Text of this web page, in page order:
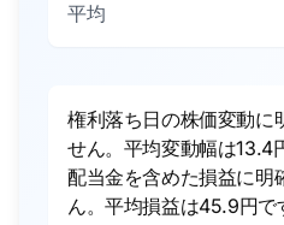
平均
権利落ち日の株価変動に
せん。平均変動幅は13.4
配当金を含めた損益に明
ん。平均損益は45.9円で